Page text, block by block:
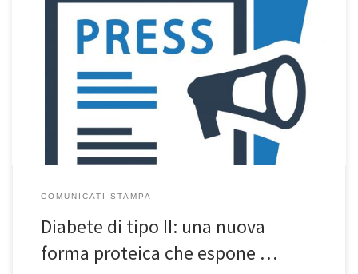
16/11/2018 – Cell Reports ha pubblicato i risultati di una ricerca
che aggiunge un nuovo tassello alla comprensione dei meccanismi
molecolari responsabili delle disfunzioni del tessuto adiposo, che
rappresentano un importante fattore di rischio per la comparsa e
la progressione del diabete tipo II. Il lavoro è stato coordinato
dall’Istituto […]
COMUNICATI STAMPA
Diabete di tipo II: una nuova
forma proteica che espone …